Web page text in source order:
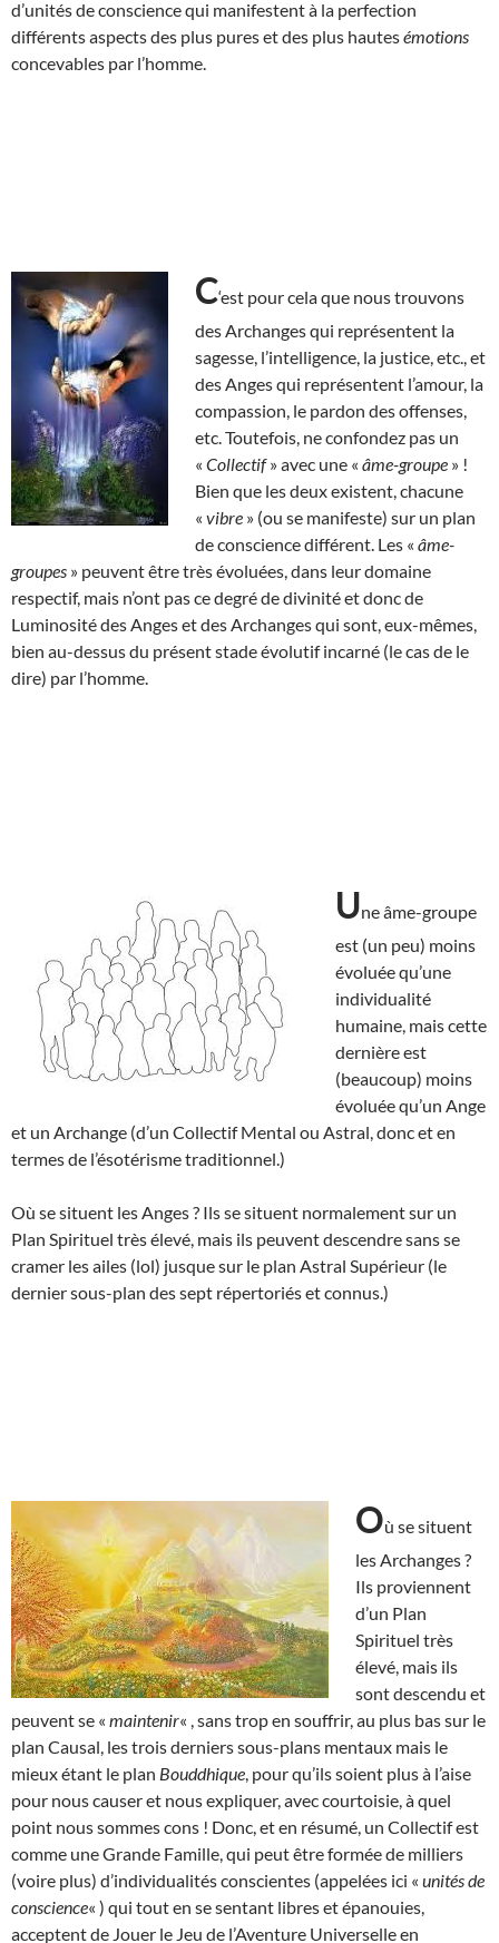
d’unités de conscience qui manifestent à la perfection
différents aspects des plus pures et des plus hautesémotions
concevables par l’homme.
C‘est pour cela que nous trouvons
des Archanges qui représentent la
sagesse, l’intelligence, la justice, etc., et
des Anges qui représentent l’amour, la
compassion, le pardon des offenses,
etc. Toutefois, ne confondez pas un
« Collectif» avec une « âme-groupe » !
Bien que les deux existent, chacune
« vibre » (ou se manifeste) sur un plan
de conscience différent. Les « âme-
groupes » peuvent être très évoluées, dans leur domaine
respectif, mais n’ont pas ce degré de divinité et donc de
Luminosité des Anges et des Archanges qui sont, eux-mêmes,
bien au-dessus du présent stade évolutif incarné (le cas de le
dire) par l’homme.
Une âme-groupe
est (un peu) moins
évoluée qu’une
individualité
humaine, mais cette
dernière est
(beaucoup) moins
évoluée qu’un Ange
et un Archange (d’un Collectif Mental ou Astral, donc et en
termes de l’ésotérisme traditionnel.)
Où se situent les Anges ? Ils se situent normalement sur un
Plan Spirituel très élevé, mais ils peuvent descendre sans se
cramer les ailes (lol) jusque sur le plan Astral Supérieur (le
dernier sous-plan des sept répertoriés et connus.)
Où se situent
les Archanges ?
Ils proviennent
d’un Plan
Spirituel très
élevé, mais ils
sont descendu et
peuvent se « maintenir« , sans trop en souffrir, au plus bas sur le
plan Causal, les trois derniers sous-plans mentaux mais le
mieux étant le plan Bouddhique , pour qu’ils soient plus à l’aise
pour nous causer et nous expliquer, avec courtoisie, à quel
point nous sommes cons ! Donc, et en résumé, un Collectif est
comme une Grande Famille, qui peut être formée de milliers
(voire plus) d’individualités conscientes (appelées ici « unités de
conscience« ) qui tout en se sentant libres et épanouies,
acceptent de Jouer le Jeu de l’Aventure Universelle en